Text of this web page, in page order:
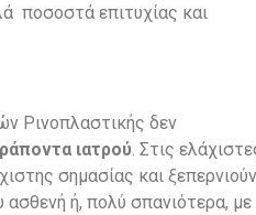
ποσοστά επιτυχίας και
Ρινοπλαστικής δεν
ιατρού. Στις
σημασίας και
ασθενή ή, πολύ σπανιότερα, με